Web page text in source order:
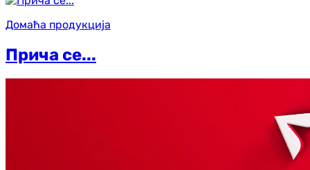
Домаћа продукција
Прича се...